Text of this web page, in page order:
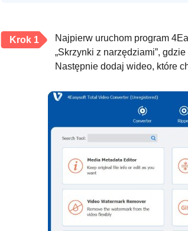
Krok 1
Najpierw uruchom program
„Skrzynki z narzędziami”,
Następnie dodaj wideo, które